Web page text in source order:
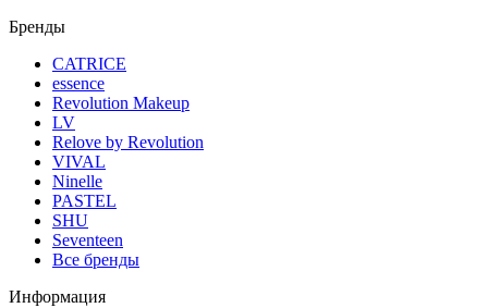
Бренды
CATRICE
essence
Revolution Makeup
LV
Relove by Revolution
VIVAL
Ninelle
PASTEL
SHU
Seventeen
Все бренды
Информация